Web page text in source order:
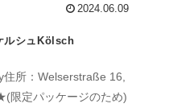
2024.06.09
シュKölsch
所：Welserstraße 16,
定パッケージのため)